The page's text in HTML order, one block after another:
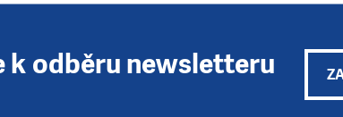
k odběru newsletteru